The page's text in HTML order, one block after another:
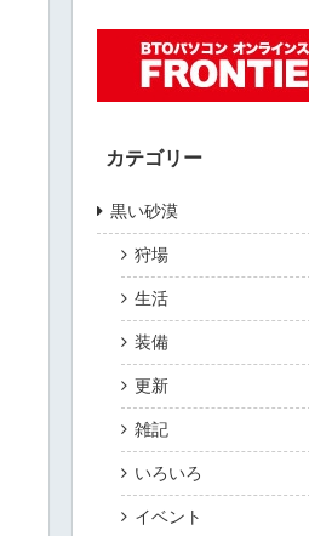
カテゴリー
黒い砂漠
狩場
生活
装備
更新
雑記
いろいろ
イベント